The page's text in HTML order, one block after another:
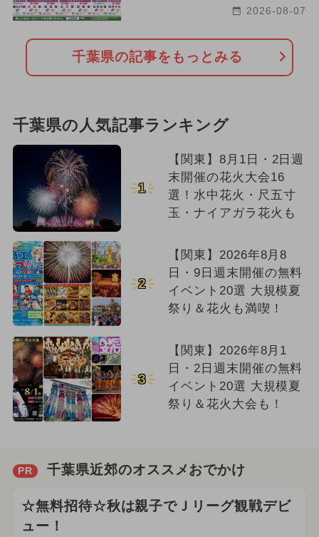
2026-08-07
千葉県の記事をもっとみる
千葉県の人気記事ランキング
1
【関東】8月1日・2日週
末開催の花火大会16
選！水中花火・尺五寸
玉・ナイアガラ花火も
2
【関東】2026年8月8
日・9日週末開催の無料
イベント20選 大規模夏
祭り＆花火も満喫！
3
【関東】2026年8月1
日・2日週末開催の無料
イベント20選 大規模夏
祭り＆花火大会も！
PR 千葉県近郊のオススメおでかけ
☆無料招待☆秋は親子でＪリーグ観戦デビ
ュー！